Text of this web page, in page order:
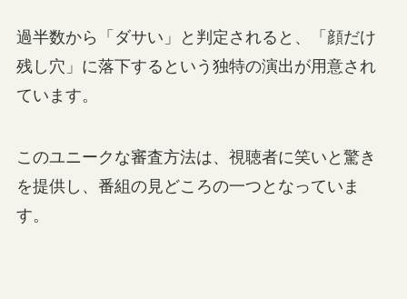
過半数から「ダサい」と判定されると、「顔だけ
残し穴」に落下するという独特の演出が用意され
ています。
このユニークな審査方法は、視聴者に笑いと驚き
を提供し、番組の見どころの一つとなっていま
す。